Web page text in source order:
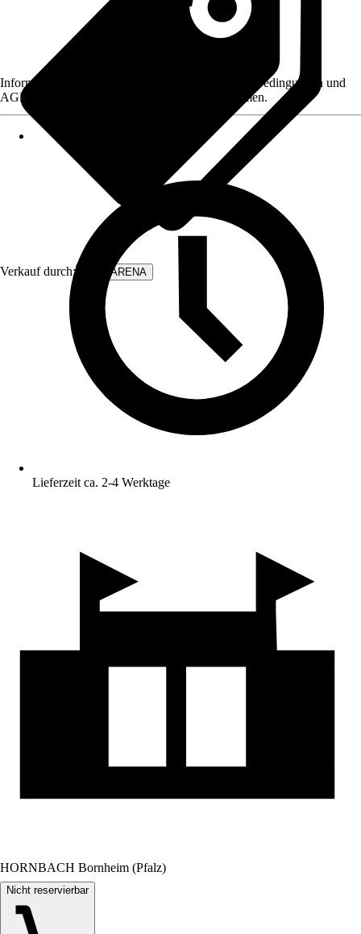
Verkauf durch: WALLARENA
Informationen des Verkäufers, wie z. B. Rückgabebedingungen und
AGB, finden Sie bei Klick auf den Verkäufernamen.
Lieferzeit ca. 2-4 Werktage
HORNBACH Bornheim (Pfalz)
Nicht reservierbar